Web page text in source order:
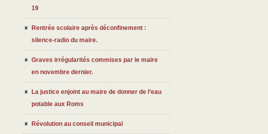
19
Rentrée scolaire après déconfinement :
silence-radio du maire.
Graves irrégularités commises par le maire
en novembre dernier.
La justice enjoint au maire de donner de l’eau
potable aux Roms
Révolution au conseil municipal